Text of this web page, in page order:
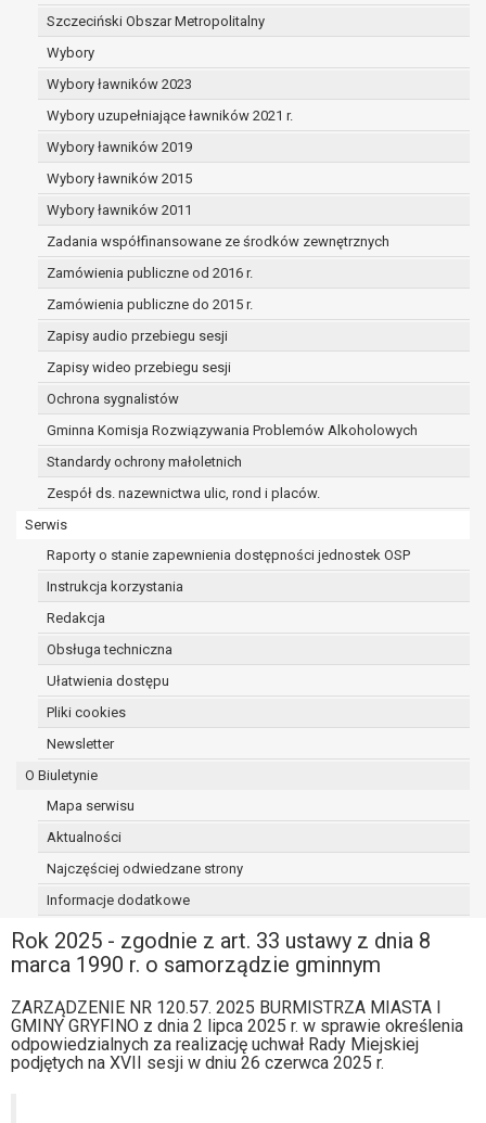
Szczeciński Obszar Metropolitalny
Wybory
Wybory ławników 2023
Wybory uzupełniające ławników 2021 r.
Wybory ławników 2019
Wybory ławników 2015
Wybory ławników 2011
Zadania współfinansowane ze środków zewnętrznych
Zamówienia publiczne od 2016 r.
Zamówienia publiczne do 2015 r.
Zapisy audio przebiegu sesji
Zapisy wideo przebiegu sesji
Ochrona sygnalistów
Gminna Komisja Rozwiązywania Problemów Alkoholowych
Standardy ochrony małoletnich
Zespół ds. nazewnictwa ulic, rond i placów.
Serwis
Raporty o stanie zapewnienia dostępności jednostek OSP
Instrukcja korzystania
Redakcja
Obsługa techniczna
Ułatwienia dostępu
Pliki cookies
Newsletter
O Biuletynie
Mapa serwisu
Aktualności
Najczęściej odwiedzane strony
Informacje dodatkowe
Rok 2025 - zgodnie z art. 33 ustawy z dnia 8
marca 1990 r. o samorządzie gminnym
ZARZĄDZENIE NR 120.57. 2025 BURMISTRZA MIASTA I
GMINY GRYFINO z dnia 2 lipca 2025 r. w sprawie określenia
odpowiedzialnych za realizację uchwał Rady Miejskiej
podjętych na XVII sesji w dniu 26 czerwca 2025 r.
osobowych, która jest podstawą
przetwarzania danych i nie ma innej
danych,
dane osobowe przetwarzane są
niezgodnie z prawem,
dane osobowe muszą być usunięte w
celu wywiązania się z obowiązku
prawo do żądania ograniczenia
przetwarzania danych osobowych na
podstawie art. 18 RODO, w przypadku gdy:
osoba, której dane dotyczą
kwestionuje prawidłowość danych
osobowych – na okres pozwalający
administratorowi sprawdzić
przetwarzanie danych jest niezgodne
z prawem, a osoba, której dane
dotyczą, sprzeciwia się usunięciu
danych, żądając w zamian ich
ograniczenia,
danych dla swoich celów, ale osoba,
której dane dotyczą, potrzebuje ich do
ustalenia, obrony lub dochodzenia
roszczeń,
osoba, której dane dotyczą, wniosła
sprzeciw wobec przetwarzania
danych - do czasu ustalenia czy
prawnie uzasadnione podstawy po
podstawie art. 20 RODO, w przypadku gdy
przetwarzanie danych odbywa się na
której dane dotyczą lub na podstawie
zgody wyrażonej przez tą osobę,
przetwarzanie odbywa się w sposób
prawo sprzeciwu wobec przetwarzania
danych na podstawie art. 21 RODO, wobec
przetwarzania danych osobowych, którego